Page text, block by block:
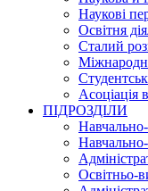
Наукові
Освітня
Сталий
Асоціація
ПІДРОЗДІЛИ
Навчально-
Освітньо-